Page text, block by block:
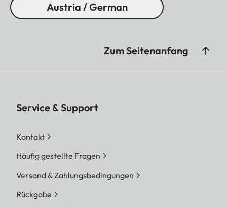
Austria / German
Zum Seitenanfang
Service & Support
Kontakt
Häufig gestellte Fragen
Versand & Zahlungsbedingungen
Rückgabe